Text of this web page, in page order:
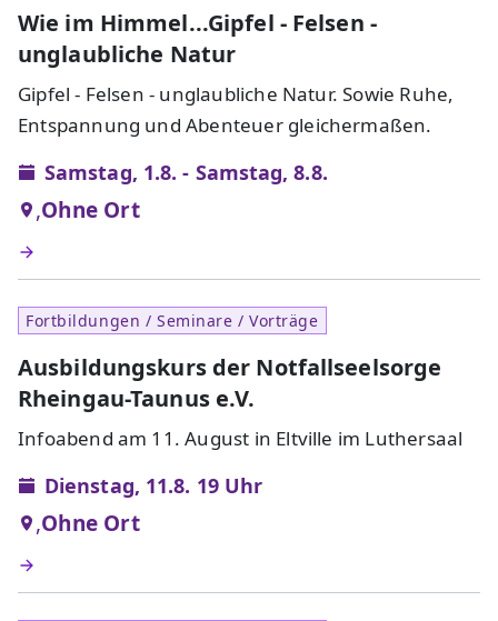
Wie im Himmel...Gipfel - Felsen -
unglaubliche Natur
Gipfel - Felsen - unglaubliche Natur. Sowie Ruhe,
Entspannung und Abenteuer gleichermaßen.
Samstag, 1.8. - Samstag, 8.8.
,Ohne Ort
Fortbildungen / Seminare / Vorträge
Ausbildungskurs der Notfallseelsorge
Rheingau-Taunus e.V.
Infoabend am 11. August in Eltville im Luthersaal
Dienstag, 11.8. 19 Uhr
,Ohne Ort